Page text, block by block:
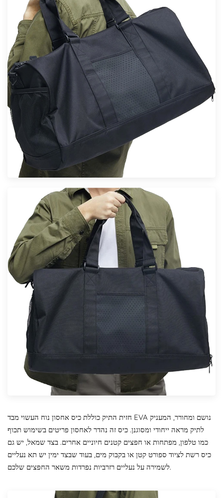
חזית התיק כוללת כיס אחסון נוח העשוי מבד EVA נושם ומחורר, המעניק
לתיק מראה ייחודי ומסוגנן. כיס זה נהדר לאחסון פריטים בשימוש תכוף
כמו טלפון, מפתחות או חפצים קטנים חיוניים אחרים. בצד שמאל, יש גם
כיס רשת לציוד ספורט קטן או בקבוק מים, בעוד שבצד ימין יש תא נעליים
לשמירה על נעליים רזרביות נפרדות משאר החפצים שלכם.